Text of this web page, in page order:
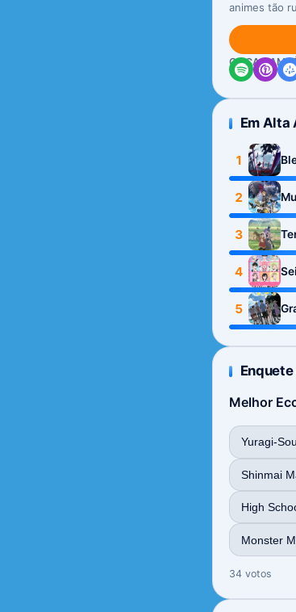
animes tão
OUÇA
Em Alta
1
2
3
4
5
Enquete
Melhor
Yuragi-
Shinmai
High
Monster
34 votos